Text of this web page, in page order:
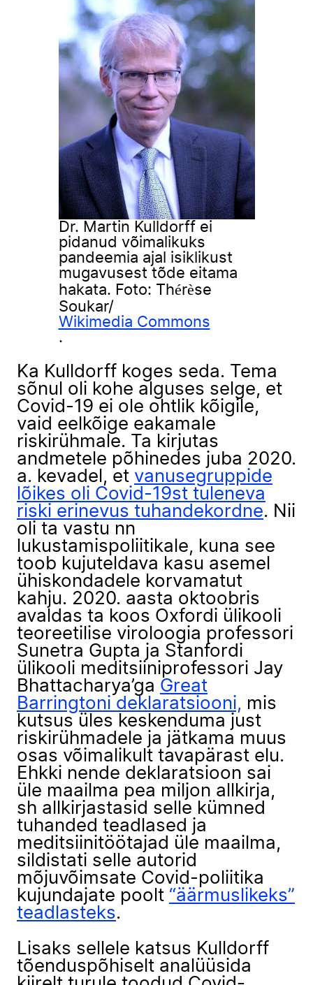
Dr. Martin Kulldorff ei
pidanud võimalikuks
pandeemia ajal isiklikust
mugavusest tõde eitama
hakata. Foto: Thérèse
Soukar/
Wikimedia Commons
.
Ka Kulldorff koges seda. Tema
sõnul oli kohe alguses selge, et
Covid-19 ei ole ohtlik kõigile,
vaid eelkõige eakamale
riskirühmale. Ta kirjutas
andmetele põhinedes juba 2020.
a. kevadel, et vanusegruppide
lõikes oli Covid-19st tuleneva
riski erinevus tuhandekordne. Nii
oli ta vastu nn
lukustamispoliitikale, kuna see
toob kujuteldava kasu asemel
ühiskondadele korvamatut
kahju. 2020. aasta oktoobris
avaldas ta koos Oxfordi ülikooli
teoreetilise viroloogia professori
Sunetra Gupta ja Stanfordi
ülikooli meditsiiniprofessori Jay
Bhattacharya’ga Great
Barringtoni deklaratsiooni, mis
kutsus üles keskenduma just
riskirühmadele ja jätkama muus
osas võimalikult tavapärast elu.
Ehkki nende deklaratsioon sai
üle maailma pea miljon allkirja,
sh allkirjastasid selle kümned
tuhanded teadlased ja
meditsiinitöötajad üle maailma,
sildistati selle autorid
mõjuvõimsate Covid-poliitika
kujundajate poolt “äärmuslikeks”
teadlasteks.
Lisaks sellele katsus Kulldorff
tõenduspõhiselt analüüsida